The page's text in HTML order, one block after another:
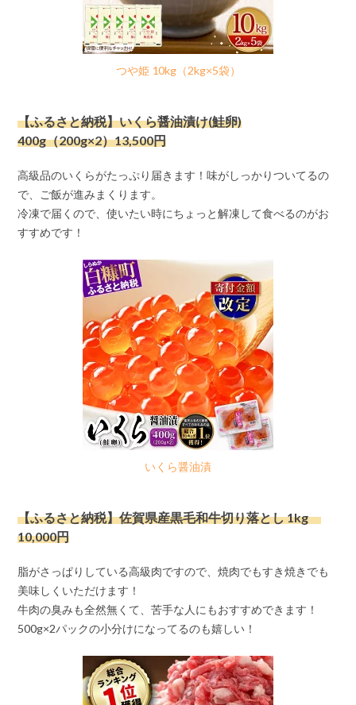
つや姫 10kg（2kg×5袋）
【ふるさと納税】いくら醤油漬け(鮭卵)
400g（200g×2）13,500円
高級品のいくらがたっぷり届きます！味がしっかりついてるの
で、ご飯が進みまくります。
冷凍で届くので、使いたい時にちょっと解凍して食べるのがお
すすめです！
いくら醤油漬
【ふるさと納税】佐賀県産黒毛和牛切り落とし 1kg
10,000円
脂がさっぱりしている高級肉ですので、焼肉でもすき焼きでも
美味しくいただけます！
牛肉の臭みも全然無くて、苦手な人にもおすすめできます！
500g×2パックの小分けになってるのも嬉しい！